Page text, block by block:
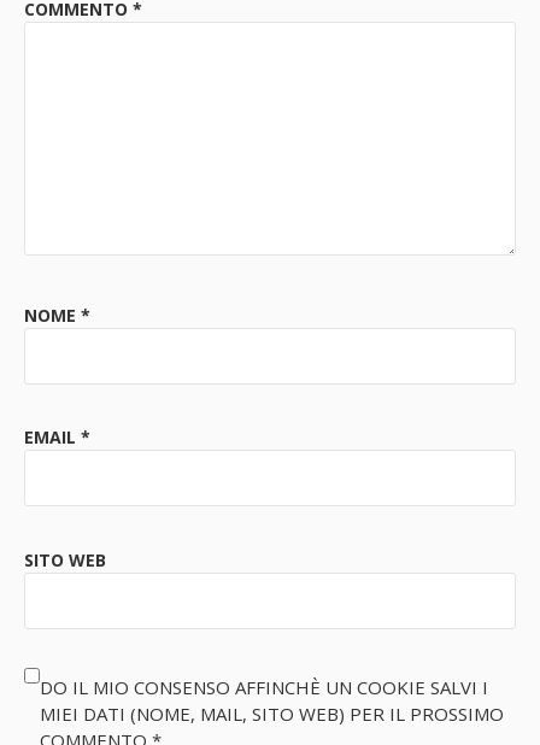
COMMENTO *
NOME *
EMAIL *
SITO WEB
DO IL MIO CONSENSO AFFINCHÈ UN COOKIE SALVI I
MIEI DATI (NOME, MAIL, SITO WEB) PER IL PROSSIMO